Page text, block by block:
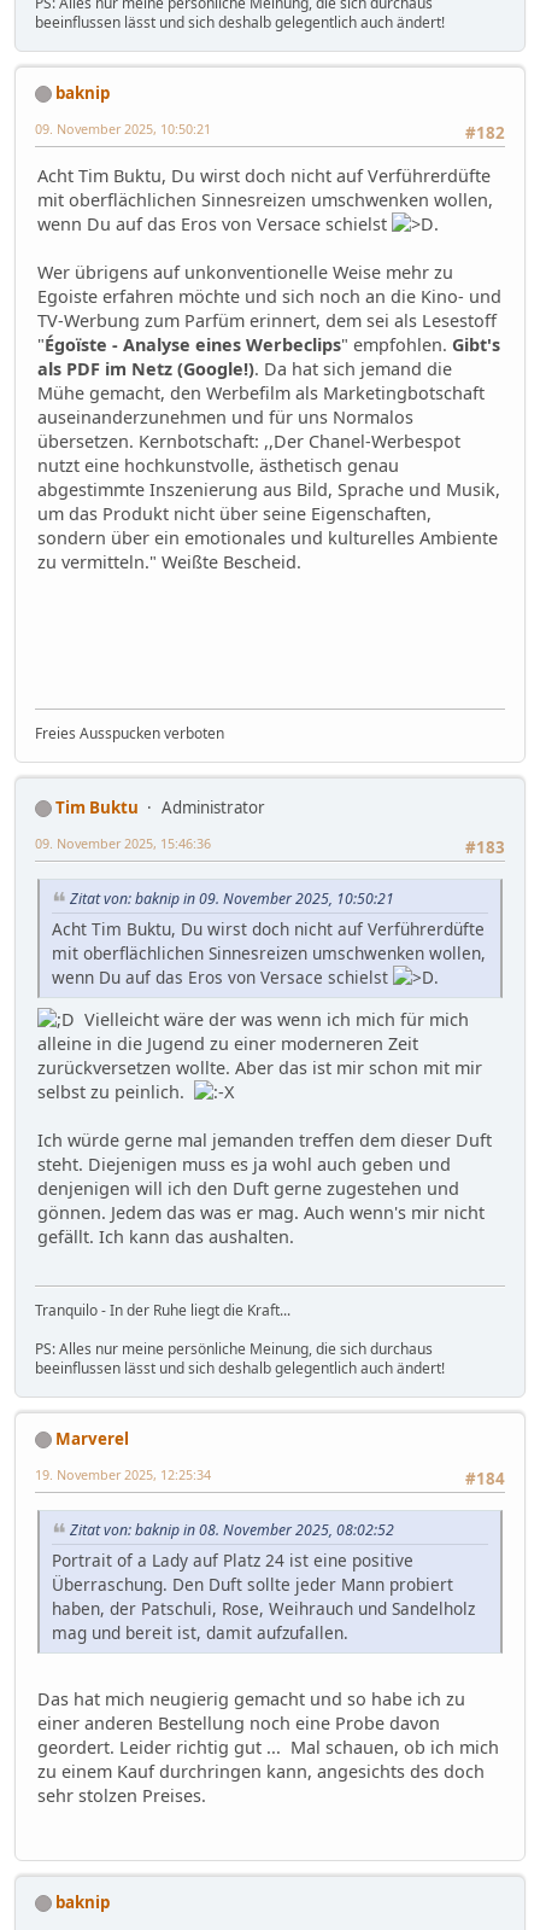
beeinflussen lässt und sich deshalb gelegentlich auch ändert!
baknip
#182
09. November 2025, 10:50:21
Acht Tim Buktu, Du wirst doch nicht auf Verführerdüfte
mit oberflächlichen Sinnesreizen umschwenken wollen,
wenn Du auf das Eros von Versace schielst
.
Wer übrigens auf unkonventionelle Weise mehr zu
Egoiste erfahren möchte und sich noch an die Kino- und
TV-Werbung zum Parfüm erinnert, dem sei als Lesestoff
"Égoïste - Analyse eines Werbeclips" empfohlen. Gibt's
als PDF im Netz (Google!). Da hat sich jemand die
Mühe gemacht, den Werbefilm als Marketingbotschaft
auseinanderzunehmen und für uns Normalos
übersetzen. Kernbotschaft: ,,Der Chanel-Werbespot
nutzt eine hochkunstvolle, ästhetisch genau
abgestimmte Inszenierung aus Bild, Sprache und Musik,
um das Produkt nicht über seine Eigenschaften,
sondern über ein emotionales und kulturelles Ambiente
zu vermitteln." Weißte Bescheid.
Freies Ausspucken verboten
Tim Buktu
Administrator
#183
09. November 2025, 15:46:36
Zitat von: baknip in 09. November 2025, 10:50:21
Acht Tim Buktu, Du wirst doch nicht auf Verführerdüfte
mit oberflächlichen Sinnesreizen umschwenken wollen,
wenn Du auf das Eros von Versace schielst
.
Vielleicht wäre der was wenn ich mich für mich
alleine in die Jugend zu einer moderneren Zeit
zurückversetzen wollte. Aber das ist mir schon mit mir
selbst zu peinlich.
Ich würde gerne mal jemanden treffen dem dieser Duft
steht. Diejenigen muss es ja wohl auch geben und
denjenigen will ich den Duft gerne zugestehen und
gönnen. Jedem das was er mag. Auch wenn's mir nicht
gefällt. Ich kann das aushalten.
Tranquilo - In der Ruhe liegt die Kraft...
PS: Alles nur meine persönliche Meinung, die sich durchaus
beeinflussen lässt und sich deshalb gelegentlich auch ändert!
Marverel
#184
19. November 2025, 12:25:34
Zitat von: baknip in 08. November 2025, 08:02:52
Portrait of a Lady auf Platz 24 ist eine positive
Überraschung. Den Duft sollte jeder Mann probiert
haben, der Patschuli, Rose, Weihrauch und Sandelholz
mag und bereit ist, damit aufzufallen.
Das hat mich neugierig gemacht und so habe ich zu
einer anderen Bestellung noch eine Probe davon
geordert. Leider richtig gut ... Mal schauen, ob ich mich
zu einem Kauf durchringen kann, angesichts des doch
sehr stolzen Preises.
baknip